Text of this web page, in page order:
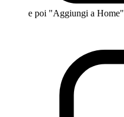
e poi "Aggiungi a Home"